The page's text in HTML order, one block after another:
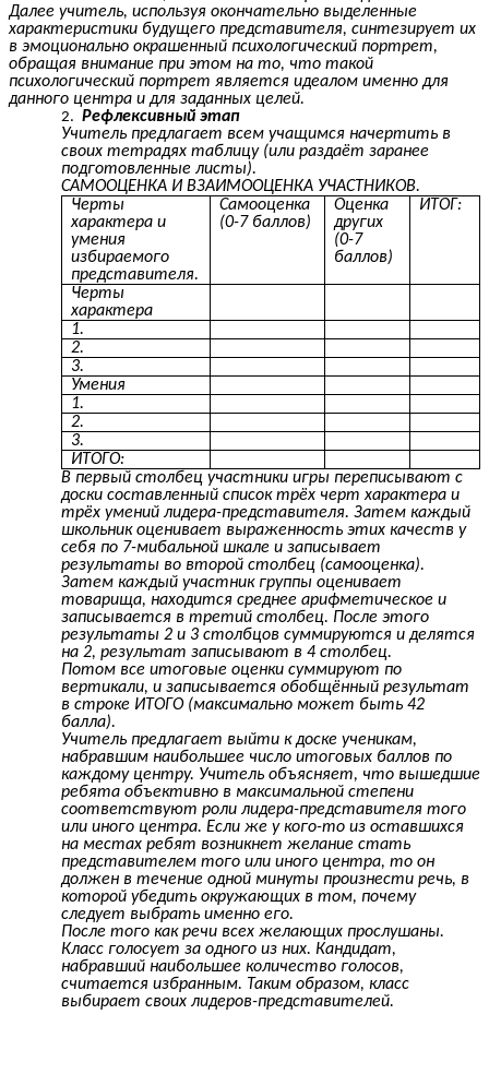
Далее учитель, используя окончательно выделенные
характеристики будущего представителя, синтезирует их
в эмоционально окрашенный психологический портрет,
обращая внимание при этом на то, что такой
психологический портрет является идеалом именно для
данного центра и для заданных целей.
Рефлексивный этап
Учитель предлагает всем учащимся начертить в
своих тетрадях таблицу (или раздаёт заранее
подготовленные листы).
САМООЦЕНКА И ВЗАИМООЦЕНКА УЧАСТНИКОВ.
Черты
характера и
умения
избираемого
представителя.
Самооценка
(0-7 баллов)
Оценка
других
(0-7
баллов)
ИТОГ:
Черты
характера
1.
2.
3.
Умения
1.
2.
3.
ИТОГО:
В первый столбец участники игры переписывают с
доски составленный список трёх черт характера и
трёх умений лидера-представителя. Затем каждый
школьник оценивает выраженность этих качеств у
себя по 7-мибальной шкале и записывает
результаты во второй столбец (самооценка).
Затем каждый участник группы оценивает
товарища, находится среднее арифметическое и
записывается в третий столбец. После этого
результаты 2 и 3 столбцов суммируются и делятся
на 2, результат записывают в 4 столбец.
Потом все итоговые оценки суммируют по
вертикали, и записывается обобщённый результат
в строке ИТОГО (максимально может быть 42
балла).
Учитель предлагает выйти к доске ученикам,
набравшим наибольшее число итоговых баллов по
каждому центру. Учитель объясняет, что вышедшие
ребята объективно в максимальной степени
соответствуют роли лидера-представителя того
или иного центра. Если же у кого-то из оставшихся
на местах ребят возникнет желание стать
представителем того или иного центра, то он
должен в течение одной минуты произнести речь, в
которой убедить окружающих в том, почему
следует выбрать именно его.
После того как речи всех желающих прослушаны.
Класс голосует за одного из них. Кандидат,
набравший наибольшее количество голосов,
считается избранным. Таким образом, класс
выбирает своих лидеров-представителей.